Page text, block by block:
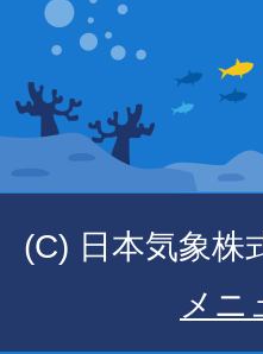
(C) 日本気象株
メニ